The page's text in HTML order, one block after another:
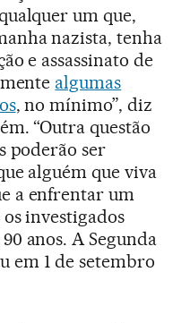
um que,
nazista, tenha
e assassinato de
algumas
, no mínimo”, diz
“Outra questão
poderão ser
alguém que viva
a enfrentar um
investigados
anos. A Segunda
em 1 de setembro